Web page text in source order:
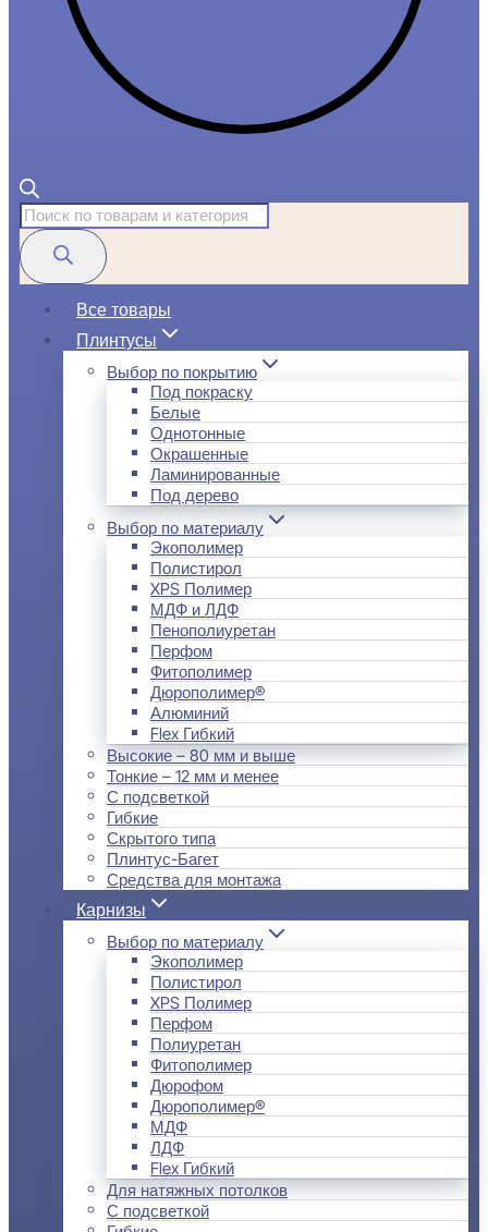
Поиск
товаров
Все товары
Плинтусы
Выбор по покрытию
Под покраску
Белые
Однотонные
Окрашенные
Ламинированные
Под дерево
Выбор по материалу
Экополимер
Полистирол
XPS Полимер
МДФ и ЛДФ
Пенополиуретан
Перфом
Фитополимер
Дюрополимер®
Алюминий
Flex Гибкий
Высокие – 80 мм и выше
Тонкие – 12 мм и менее
С подсветкой
Гибкие
Скрытого типа
Плинтус-Багет
Средства для монтажа
Карнизы
Выбор по материалу
Экополимер
Полистирол
XPS Полимер
Перфом
Полиуретан
Фитополимер
Дюрофом
Дюрополимер®
МДФ
ЛДФ
Flex Гибкий
Для натяжных потолков
С подсветкой